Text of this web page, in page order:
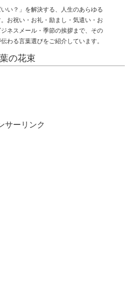
い？」を解決する、人生のあらゆる
お祝い・お礼・励まし・気遣い・お
ネスメール・季節の挨拶まで、その
わる言葉選びをご紹介しています。
の花束
サーリンク